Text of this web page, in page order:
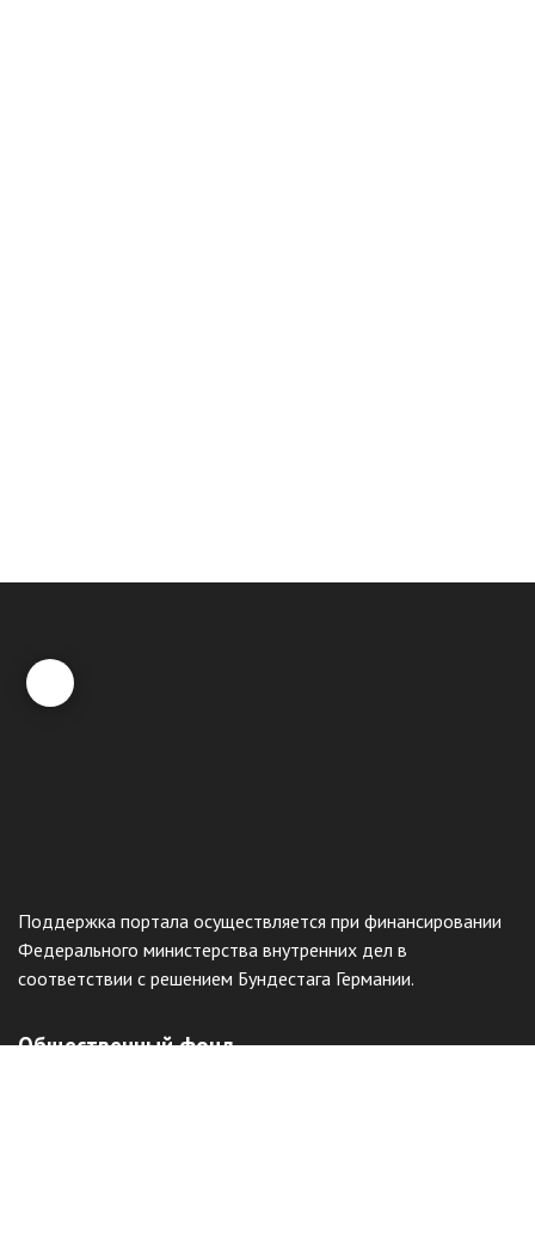
Поддержка портала осуществляется при финансировании
Федерального министерства внутренних дел в
соответствии с решением Бундестага Германии.
Общественный фонд